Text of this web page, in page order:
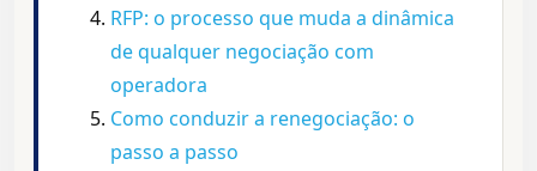
RFP: o processo que muda a dinâmica
de qualquer negociação com
operadora
Como conduzir a renegociação: o
passo a passo